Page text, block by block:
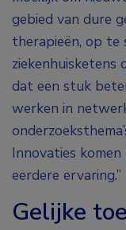
gebied van dure
therapieën, op te
ziekenhuisketens
dat een stuk
werken in
Innovaties
eerdere ervaring.”
Gelijke